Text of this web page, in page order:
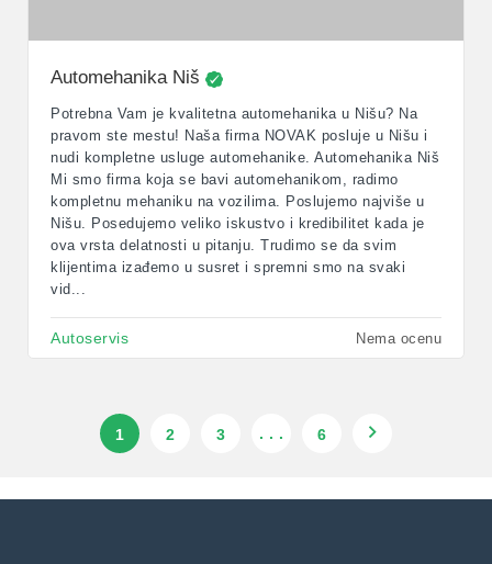
Automehanika Niš
Potrebna Vam je kvalitetna automehanika u Nišu? Na
pravom ste mestu! Naša firma NOVAK posluje u Nišu i
nudi kompletne usluge automehanike. Automehanika Niš
Mi smo firma koja se bavi automehanikom, radimo
kompletnu mehaniku na vozilima. Poslujemo najviše u
Nišu. Posedujemo veliko iskustvo i kredibilitet kada je
ova vrsta delatnosti u pitanju. Trudimo se da svim
klijentima izađemo u susret i spremni smo na svaki
vid...
Autoservis Nema ocenu
1 2 3 . . . 6